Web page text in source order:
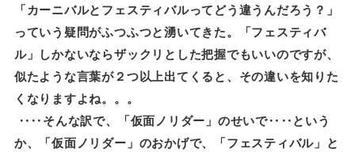
「カーニバルとフェスティバルってどう違うんだろう？」
っていう疑問がふつふつと湧いてきた。「フェスティバ
ル」しかないならザックリとした把握でもいいのですが、
似たような言葉が２つ以上出てくると、その違いを知りた
くなりますよね。。。
‥‥そんな訳で、「仮面ノリダー」のせいで‥‥という
か、「仮面ノリダー」のおかげで、「フェスティバル」と